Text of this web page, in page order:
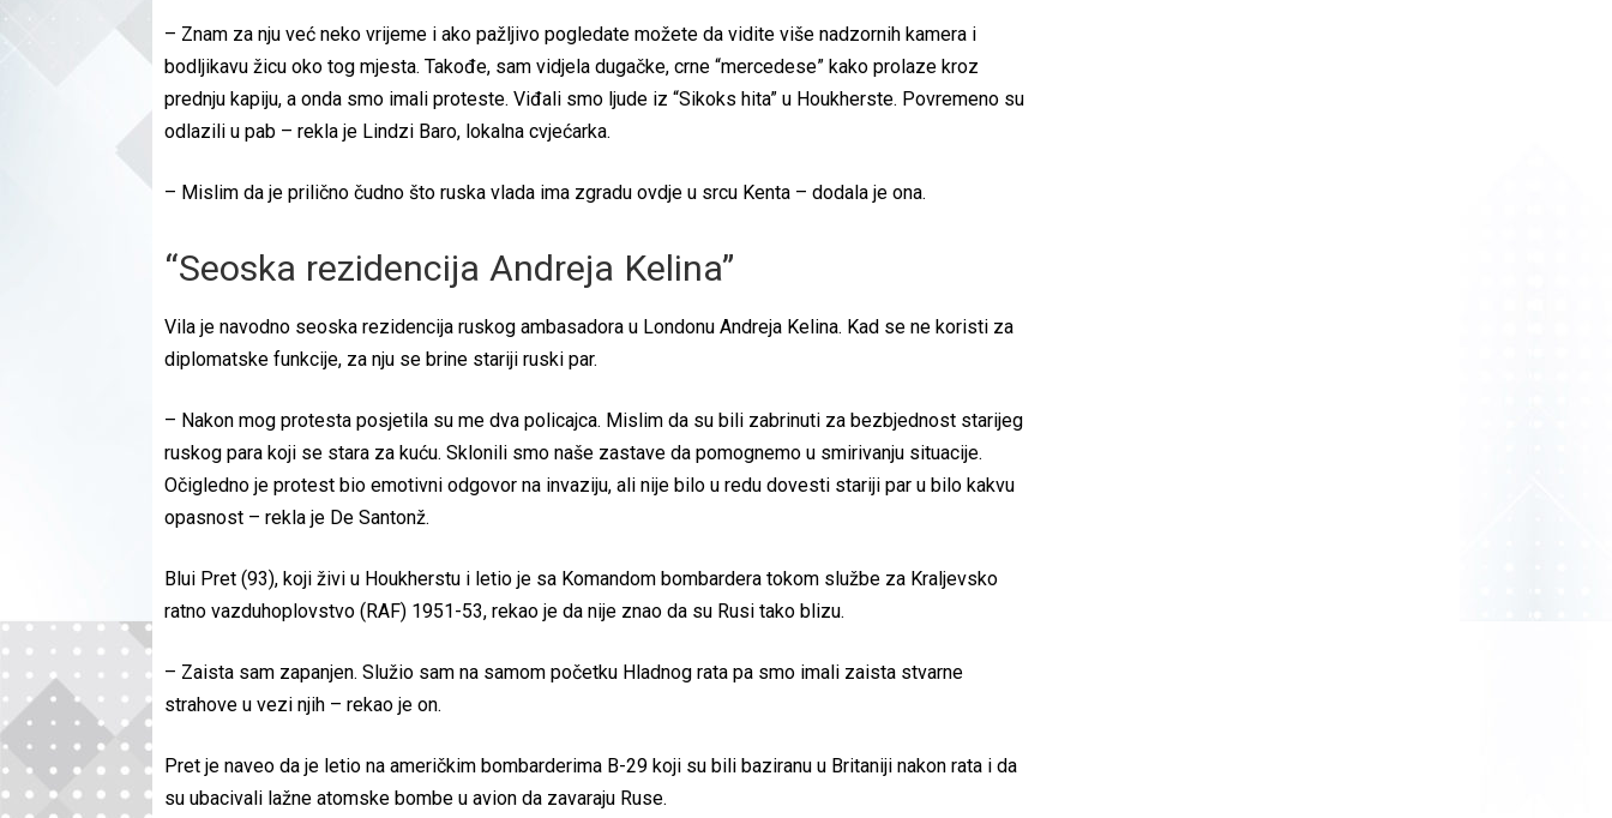
– Znam za nju već neko vrijeme i ako pažljivo pogledate možete da vidite više nadzornih kamera i
bodljikavu žicu oko tog mjesta. Takođe, sam vidjela dugačke, crne “mercedese” kako prolaze kroz
prednju kapiju, a onda smo imali proteste. Viđali smo ljude iz “Sikoks hita” u Houkherste. Povremeno su
odlazili u pab – rekla je Lindzi Baro, lokalna cvjećarka.
– Mislim da je prilično čudno što ruska vlada ima zgradu ovdje u srcu Kenta – dodala je ona.
“Seoska rezidencija Andreja Kelina”
Vila je navodno seoska rezidencija ruskog ambasadora u Londonu Andreja Kelina. Kad se ne koristi za
diplomatske funkcije, za nju se brine stariji ruski par.
– Nakon mog protesta posjetila su me dva policajca. Mislim da su bili zabrinuti za bezbjednost starijeg
ruskog para koji se stara za kuću. Sklonili smo naše zastave da pomognemo u smirivanju situacije.
Očigledno je protest bio emotivni odgovor na invaziju, ali nije bilo u redu dovesti stariji par u bilo kakvu
opasnost – rekla je De Santonž.
Blui Pret (93), koji živi u Houkherstu i letio je sa Komandom bombardera tokom službe za Kraljevsko
ratno vazduhoplovstvo (RAF) 1951-53, rekao je da nije znao da su Rusi tako blizu.
– Zaista sam zapanjen. Služio sam na samom početku Hladnog rata pa smo imali zaista stvarne
strahove u vezi njih – rekao je on.
Pret je naveo da je letio na američkim bombarderima B-29 koji su bili baziranu u Britaniji nakon rata i da
su ubacivali lažne atomske bombe u avion da zavaraju Ruse.